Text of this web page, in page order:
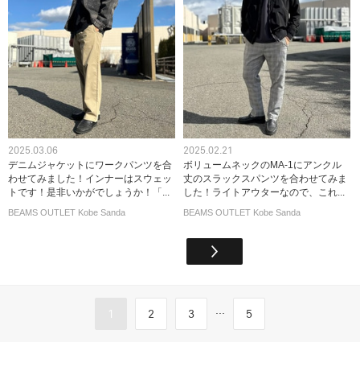
2025.03.06
デニムジャケットにワークパンツを合
わせてみました！インナーはスウェッ
トです！是非いかがでしょうか！「...
BEAMS OUTLET Kobe Sanda
2025.02.21
ボリュームネックのMA-1にアンクル
丈のスラックスパンツを合わせてみま
した！ライトアウターなので、これ...
BEAMS OUTLET Kobe Sanda
1 2 3 ... 5